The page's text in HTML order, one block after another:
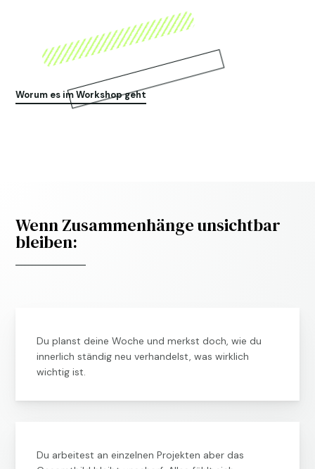
Worum es im Workshop geht
Wenn Zusammenhänge unsichtbar
bleiben:
Du planst deine Woche und merkst doch, wie du
innerlich ständig neu verhandelst, was wirklich
wichtig ist.
Du arbeitest an einzelnen Projekten aber das